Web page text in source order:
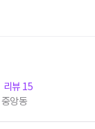
리뷰 15
앙동